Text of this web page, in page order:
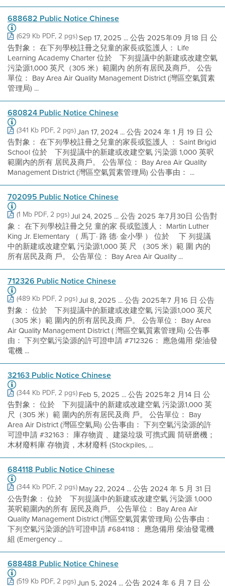
688682 Public Notice Chinese
(629 Kb PDF, 2 pgs)Sep 17, 2025 ... 公告 2025年09 月18 日 公
告對象： 在下列學校註冊之兒童的家長或監護人： Life
Learning Academy Charter 位於離下列提議中的新建或改建空氣
污染源1,000 英尺（305 米）範圍內 的所有居民及商戶。 公告
單位： Bay Area Air Quality Management District (灣區空氣質素
管理局) ...
680824 Public Notice Chinese
(341 Kb PDF, 2 pgs)Jan 17, 2024 ... 公告 2024 年 1 月 19 日 公
告對象： 在下列學校註冊之兒童的家長或監護人 ： Saint Brigid
School 位於離下列提議中的新建或改建空氣 污染源 1,000 英呎
範圍內的所有 居民及商戶。 公告單位： Bay Area Air Quality
Management District (灣區空氣質素管理局) 公告事由： ...
702095 Public Notice Chinese
(1 Mb PDF, 2 pgs)Jul 24, 2025 ... 公告 2025 年7月30日 公告對
象： 在下列學校註冊之兒 童的家 長或監護人： Martin Luther
King Jr. Elementary （ 馬丁· 路 德· 金小學 ） 位於 離下 列提議
中的新建或改建空氣 污染源1,000 英 尺 （305 米）範 圍 內的
所有居民及商 戶。 公告單位： Bay Area Air Quality ...
712326 Public Notice Chinese
(489 Kb PDF, 2 pgs)Jul 8, 2025 ... 公告 2025年7 月16 日 公告
對象： 位於離下列提議中的新建或改建空氣 污染源1,000 英尺
（305 米）範 圍內的所有居民及商 戶。 公告單位： Bay Area
Air Quality Management District ( 灣區空氣質素管理局) 公告事
由： 下列空氣污染源的許可證申請 #712326： 應急備用 柴油發
電機 ...
32163 Public Notice Chinese
(344 Kb PDF, 2 pgs)Feb 5, 2025 ... 公告 2025年2 月14 日 公
告對象： 位於離下列提議中的新建或改建空氣 污染源1,000 英
尺（305 米）範 圍內的所有居民及商 戶。 公告單位： Bay
Area Air District (灣區空氣局) 公告事由： 下列空氣污染源的許
可證申請 #32163： 庫存物資 、建築垃圾 可擕式圓 筒研磨機；
木材廢料庫 存物資，木材廢料 (Stockpiles, ...
684118 Public Notice Chinese
(344 Kb PDF, 2 pgs)May 22, 2024 ... 公告 2024 年 5 月 31 日
公告對象： 位於離下列提議中的新建或改建空氣 污染源 1,000
英呎範圍內的所有 居民及商戶。 公告單位： Bay Area Air
Quality Management District (灣區空氣質素管理局) 公告事由：
下列空氣污染源的許可證申請 #684118： 應急備用 柴油發電機
組 (Emergency ...
688488 Public Notice Chinese
(519 Kb PDF, 2 pgs)Jun 5, 2024 ... 公告 2024 年 6 月 7 日 公